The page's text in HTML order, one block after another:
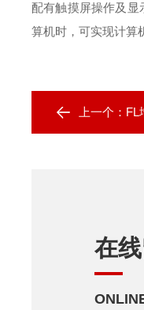
配有触摸屏操作及显
算机时，可实现计算
上一个： FL
在